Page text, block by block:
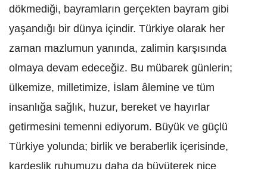
dökmediği, bayramların gerçekten bayram gibi
yaşandığı bir dünya içindir. Türkiye olarak her
zaman mazlumun yanında, zalimin karşısında
olmaya devam edeceğiz. Bu mübarek günlerin;
ülkemize, milletimize, İslam âlemine ve tüm
insanlığa sağlık, huzur, bereket ve hayırlar
getirmesini temenni ediyorum. Büyük ve güçlü
Türkiye yolunda; birlik ve beraberlik içerisinde,
kardeşlik ruhumuzu daha da büyüterek nice